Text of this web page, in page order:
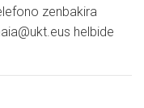
zenbakira
helbide